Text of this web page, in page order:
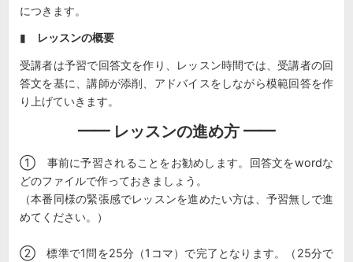
につきます。
▮ レッスンの概要
受講者は予習で回答文を作り、レッスン時間では、受講者の回
答文を基に、講師が添削、アドバイスをしながら模範回答を作
り上げていきます。
━━ レッスンの進め方 ━━
① 事前に予習されることをお勧めします。回答文をwordな
どのファイルで作っておきましょう。
（本番同様の緊張感でレッスンを進めたい方は、予習無しで進
めてください。）
② 標準で1問を25分（1コマ）で完了となります。（25分で